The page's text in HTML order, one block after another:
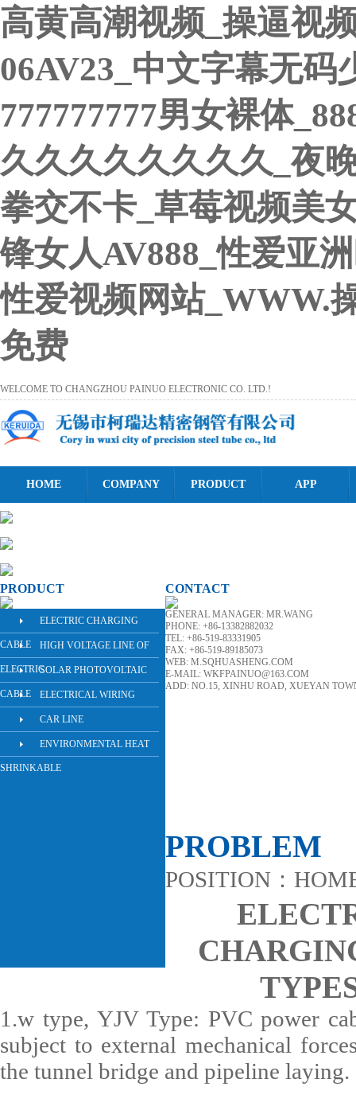
高黄高潮视频_操逼视
06AV23_中文字幕无码
777777777男女裸体
久久久久久久久久_夜
拳交不卡_草莓视频美
锋女人AV888_性爱亚
性爱视频网站_WWW.
免费
WELCOME TO CHANGZHOU PAINUO ELECTRONIC CO. LTD.!
HOME COMPANY PRODUCT APP
PRODUCT
ELECTRIC CHARGING
CABLE HIGH VOLTAGE LINE OF
ELECTRICSOLAR PHOTOVOLTAIC
CABLE ELECTRICAL WIRING
CAR LINE
ENVIRONMENTAL HEAT
SHRINKABLE
CONTACT
GENERAL MANAGER: MR.WANG
PHONE: +86-13382882032
TEL: +86-519-83331905
FAX: +86-519-89185073
WEB: M.SQHUASHENG.COM
E-MAIL: WKFPAINUO@163.COM
ADD: NO.15, XINHU ROAD, XUEYAN
PROBLEM
POSITION：
1.w type, YJV Type: PVC power
subject to external mechanical
the tunnel bridge and pipeline laying.